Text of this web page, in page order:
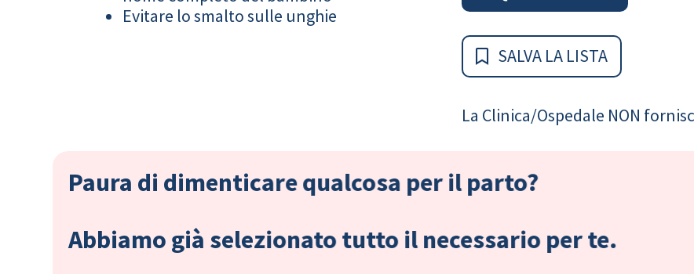
Evitare lo smalto sulle unghie
SALVA LA LISTA
La Clinica/Ospedale NON
Paura di dimenticare qualcosa per il parto?
Abbiamo già selezionato tutto il necessario per te.